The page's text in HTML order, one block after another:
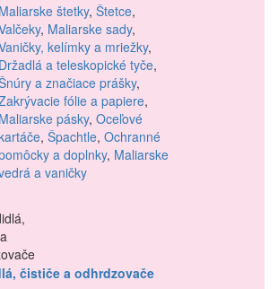
Maliarske štetky, Štetce,
, Maliarske sady,
kelímky a mriežky,
Držadlá a teleskopické tyče,
a značiace prášky,
fólie a papiere,
Maliarske pásky, Oceľové
, Špachtle, Ochranné
a doplnky, Maliarske
a vaničky
čističe a odhrdzovače